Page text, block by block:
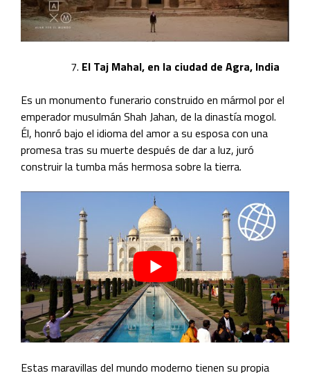
El Taj Mahal, en la ciudad de Agra, India
Es un monumento funerario construido en mármol por el
emperador musulmán Shah Jahan, de la dinastía mogol.
Él, honró bajo el idioma del amor a su esposa con una
promesa tras su muerte después de dar a luz, juró
construir la tumba más hermosa sobre la tierra.
Estas maravillas del mundo moderno tienen su propia